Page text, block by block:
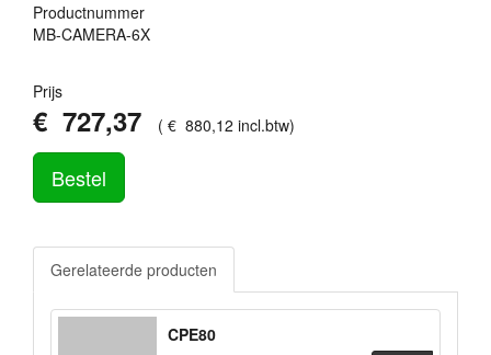
Productnummer
MB-CAMERA-6X
Prijs
€ 727,37 ( € 880,12 incl.btw)
Bestel
Gerelateerde producten
CPE80